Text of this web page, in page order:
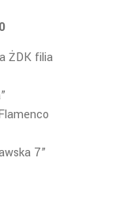
ŻDK filia
7”